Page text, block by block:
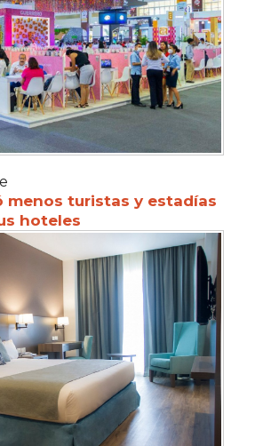
menos turistas y estadías
hoteles